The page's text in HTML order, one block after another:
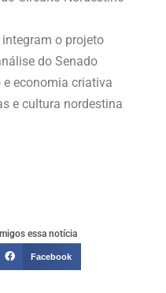
o projeto
do Senado
economia criativa
e cultura nordestina
essa notícia
Facebook